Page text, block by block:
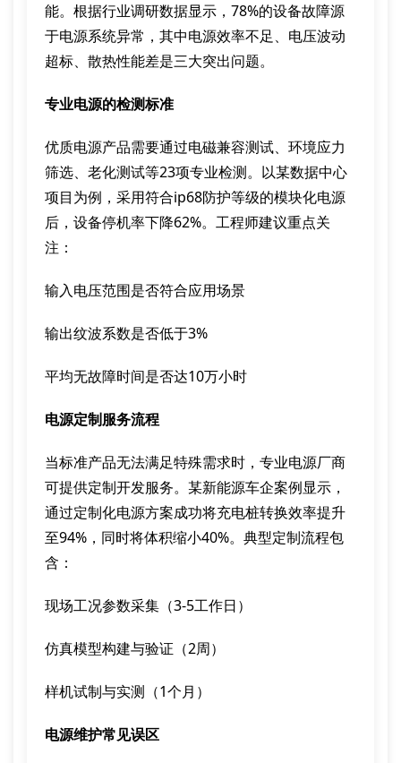
能。根据行业调研数据显示，78%的设备故障源
于电源系统异常，其中电源效率不足、电压波动
超标、散热性能差是三大突出问题。
专业电源的检测标准
优质电源产品需要通过电磁兼容测试、环境应力
筛选、老化测试等23项专业检测。以某数据中心
项目为例，采用符合ip68防护等级的模块化电源
后，设备停机率下降62%。工程师建议重点关
注：
输入电压范围是否符合应用场景
输出纹波系数是否低于3%
平均无故障时间是否达10万小时
电源定制服务流程
当标准产品无法满足特殊需求时，专业电源厂商
可提供定制开发服务。某新能源车企案例显示，
通过定制化电源方案成功将充电桩转换效率提升
至94%，同时将体积缩小40%。典型定制流程包
含：
现场工况参数采集（3-5工作日）
仿真模型构建与验证（2周）
样机试制与实测（1个月）
电源维护常见误区